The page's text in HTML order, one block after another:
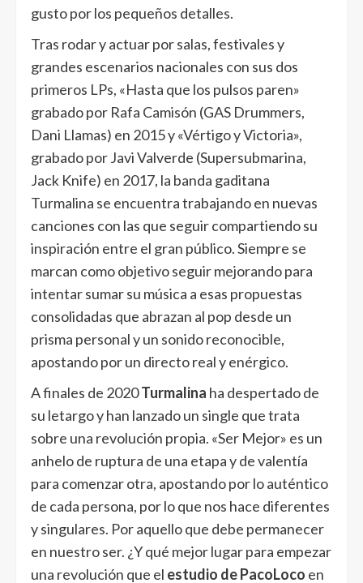
gusto por los pequeños detalles.
Tras rodar y actuar por salas, festivales y
grandes escenarios nacionales con sus dos
primeros LPs, «Hasta que los pulsos paren»
grabado por Rafa Camisón (GAS Drummers,
Dani Llamas) en 2015 y «Vértigo y Victoria»,
grabado por Javi Valverde (Supersubmarina,
Jack Knife) en 2017, la banda gaditana
Turmalina se encuentra trabajando en nuevas
canciones con las que seguir compartiendo su
inspiración entre el gran público. Siempre se
marcan como objetivo seguir mejorando para
intentar sumar su música a esas propuestas
consolidadas que abrazan al pop desde un
prisma personal y un sonido reconocible,
apostando por un directo real y enérgico.
A finales de 2020Turmalina ha despertado de
su letargo y han lanzado un single que trata
sobre una revolución propia. «Ser Mejor» es un
anhelo de ruptura de una etapa y de valentía
para comenzar otra, apostando por lo auténtico
de cada persona, por lo que nos hace diferentes
y singulares. Por aquello que debe permanecer
en nuestro ser. ¿Y qué mejor lugar para empezar
una revolución que el estudio de PacoLoco en